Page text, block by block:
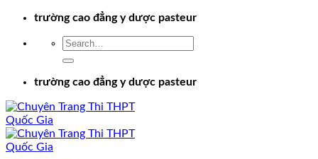
Chuyểntrường cao đẳng y dược pasteur
trường cao đẳng y dược pasteur